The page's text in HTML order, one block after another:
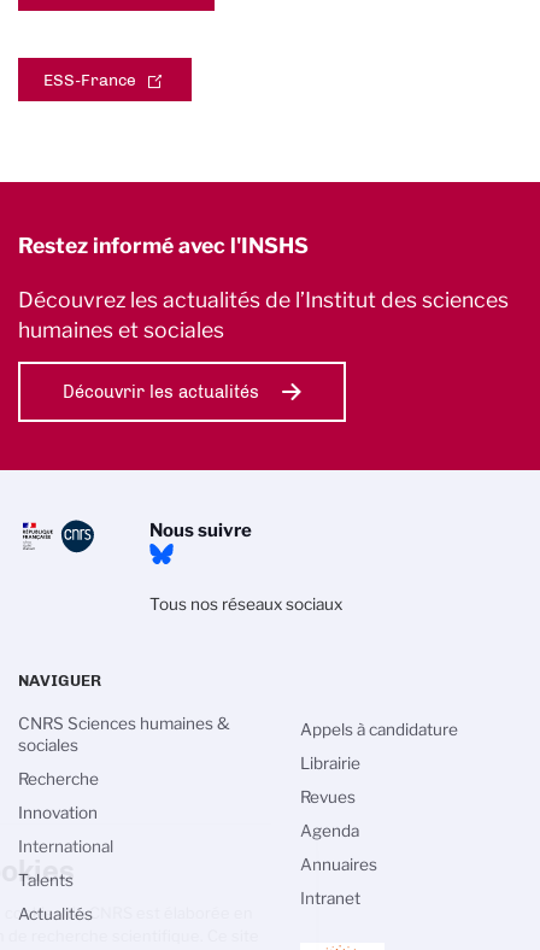
ESS-France
Restez informé avec l'INSHS
Découvrez les actualités de l’Institut des sciences
humaines et sociales
Découvrir les actualités
Nous suivre
Tous nos réseaux sociaux
NAVIGUER
CNRS Sciences humaines &
sociales
Recherche
Innovation
International
Talents
Actualités
Appels à candidature
Librairie
Revues
Agenda
Annuaires
Intranet
Gestion des cookies
La politique de gestion des cookies du
CNRS est élaborée en adéquation avec sa